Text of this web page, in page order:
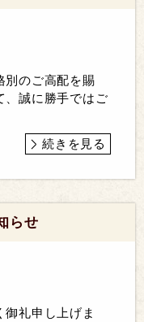
別のご高配を賜
、誠に勝手ではご
続きを見る
らせ
御礼申し上げま